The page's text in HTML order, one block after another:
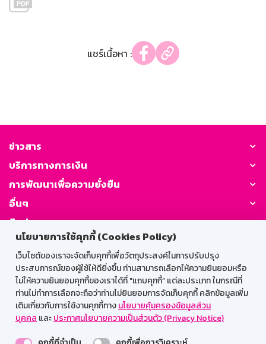
นโยบายการใช้คุกกี้ (Cookies Policy)
เว็บไซต์ของเราจะจัดเก็บคุกกี้เพื่อวัตถุประสงค์ในการปรับปรุง
ประสบการณ์ของผู้ใช้ให้ดียิ่งขึ้น ท่านสามารถเลือกให้ความยินยอมหรือ
ไม่ให้ความยินยอมคุกกี้ของเราได้ที่ "แถบคุกกี้” แต่ละประเภท ในกรณีที่
ท่านไม่ทำการเลือกจะถือว่าท่านไม่ยินยอมการจัดเก็บคุกกี้ คลิกข้อมูลเพิ่ม
เติมเกี่ยวกับการใช้งานคุกกี้ทางนโยบายคุ้มครองข้อมูลส่วน
บุคคล และประกาศนโยบายความเป็นส่วนตัว (Privacy Notice)
แชร์เนื้อหา :
ข่าวสาร
บริการทางการเงิน
การพัฒนาเพื่อความยั่งยืน
อื่นๆ
ติดต่อเรา
GSB Society:
สำหรับพนักงาน
Web HR
GSB Wisdom
M-Search